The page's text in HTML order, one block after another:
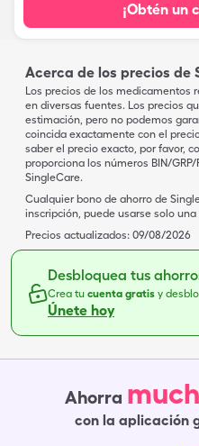
¡Obtén un
Acerca de los precios de
Los precios de los medicamentos
en diversas fuentes. Los precios
estimación, pero no podemos
coincida exactamente con el
saber el precio exacto, por favor,
proporciona los números BIN/
SingleCare.
Cualquier bono de ahorro de
inscripción, puede usarse solo una
Precios actualizados: 09/08/2026
Desbloquea tus
Crea tu cuenta gratis y
Únete hoy
Ahorra
con la aplicación